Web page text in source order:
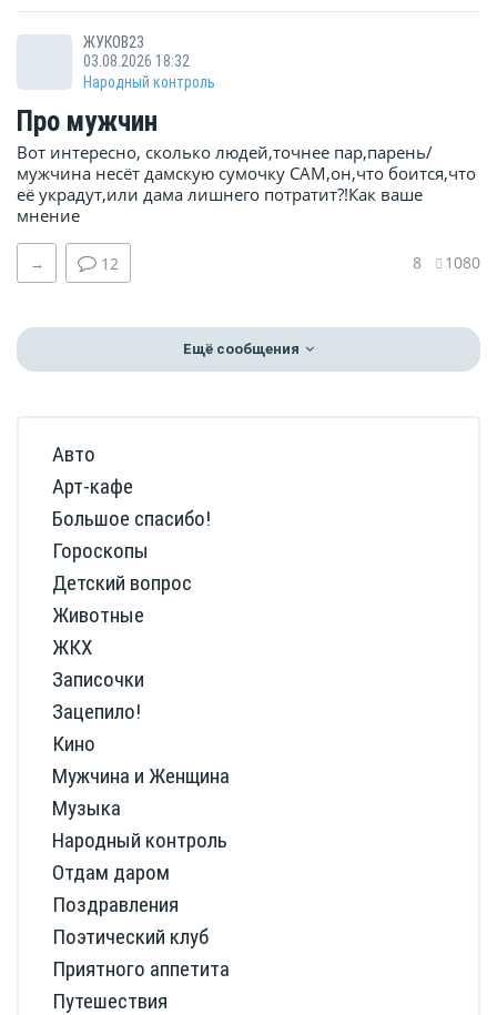
ЖУКОВ23
03.08.2026 18:32
Народный контроль
Про мужчин
Вот интересно, сколько людей,точнее пар,парень/
мужчина несёт дамскую сумочку САМ,он,что боится,что
её украдут,или дама лишнего потратит?!Как ваше
мнение
→ 12 8 1080
Ещё сообщения
Авто
Арт-кафе
Большое спасибо!
Гороскопы
Детский вопрос
Животные
ЖКХ
Записочки
Зацепило!
Кино
Мужчина и Женщина
Музыка
Народный контроль
Отдам даром
Поздравления
Поэтический клуб
Приятного аппетита
Путешествия